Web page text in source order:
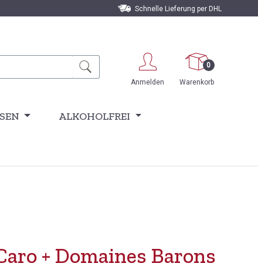
Schnelle Lieferung per DHL
Anmelden
0
Warenkorb
ALKOHOLFREI
+ Domaines Barons